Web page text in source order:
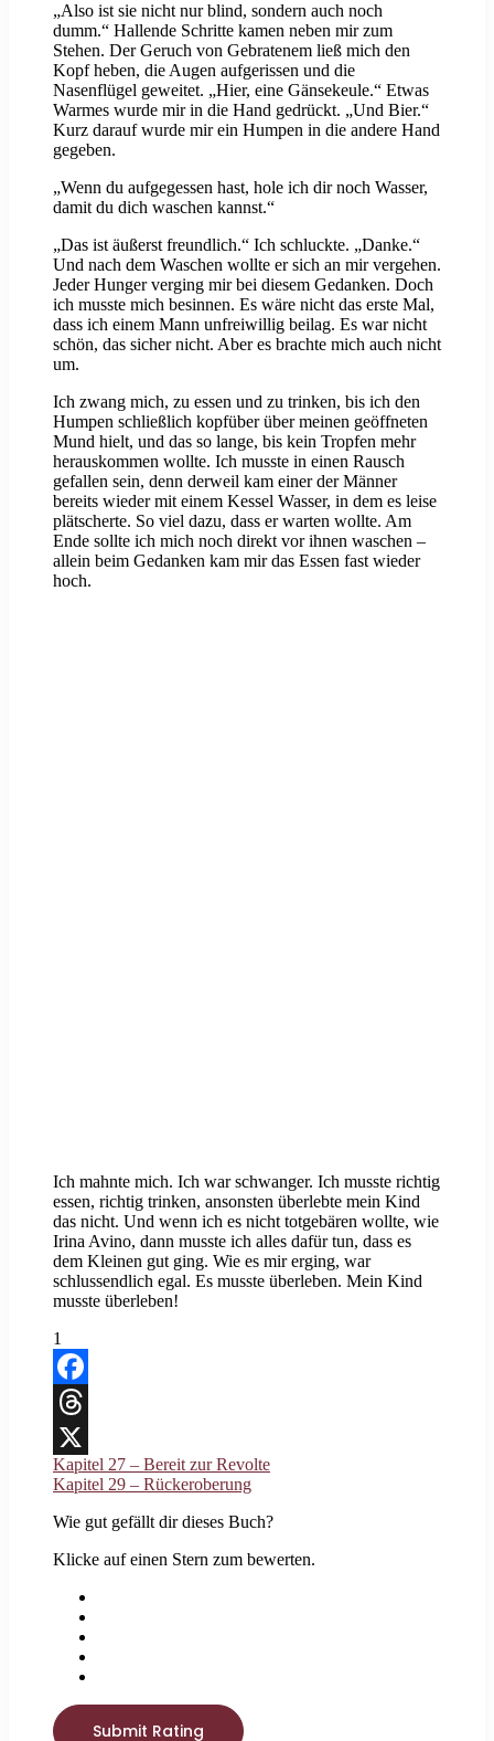
„Also ist sie nicht nur blind, sondern auch noch
dumm.“ Hallende Schritte kamen neben mir zum
Stehen. Der Geruch von Gebratenem ließ mich den
Kopf heben, die Augen aufgerissen und die
Nasenflügel geweitet. „Hier, eine Gänsekeule.“ Etwas
Warmes wurde mir in die Hand gedrückt. „Und Bier.“
Kurz darauf wurde mir ein Humpen in die andere Hand
gegeben.
„Wenn du aufgegessen hast, hole ich dir noch Wasser,
damit du dich waschen kannst.“
„Das ist äußerst freundlich.“ Ich schluckte. „Danke.“
Und nach dem Waschen wollte er sich an mir vergehen.
Jeder Hunger verging mir bei diesem Gedanken. Doch
ich musste mich besinnen. Es wäre nicht das erste Mal,
dass ich einem Mann unfreiwillig beilag. Es war nicht
schön, das sicher nicht. Aber es brachte mich auch nicht
um.
Ich zwang mich, zu essen und zu trinken, bis ich den
Humpen schließlich kopfüber über meinen geöffneten
Mund hielt, und das so lange, bis kein Tropfen mehr
herauskommen wollte. Ich musste in einen Rausch
gefallen sein, denn derweil kam einer der Männer
bereits wieder mit einem Kessel Wasser, in dem es leise
plätscherte. So viel dazu, dass er warten wollte. Am
Ende sollte ich mich noch direkt vor ihnen waschen –
allein beim Gedanken kam mir das Essen fast wieder
hoch.
Ich mahnte mich. Ich war schwanger. Ich musste richtig
essen, richtig trinken, ansonsten überlebte mein Kind
das nicht. Und wenn ich es nicht totgebären wollte, wie
Irina Avino, dann musste ich alles dafür tun, dass es
dem Kleinen gut ging. Wie es mir erging, war
schlussendlich egal. Es musste überleben. Mein Kind
musste überleben!
1
Facebook
Threads
X
Kapitel 27 – Bereit zur Revolte
Kapitel 29 – Rückeroberung
Wie gut gefällt dir dieses Buch?
Klicke auf einen Stern zum bewerten.
Submit Rating